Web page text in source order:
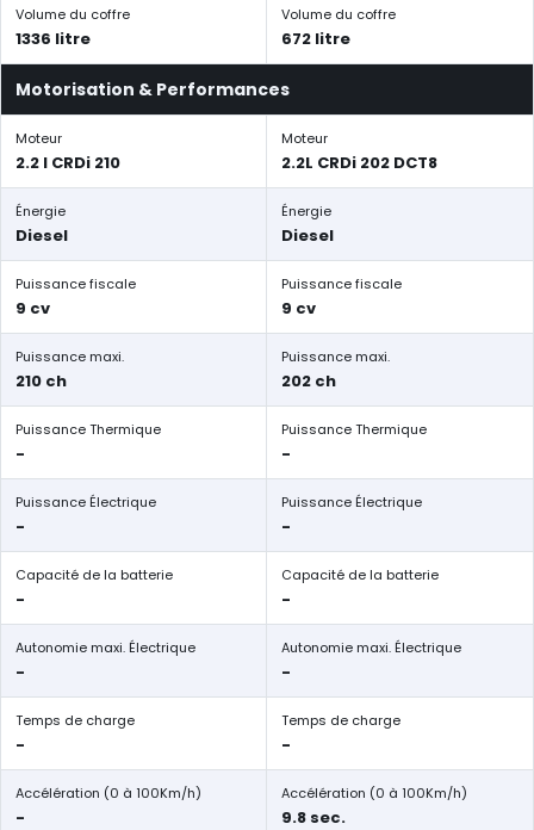
Volume du coffre
1336 litre
Volume du coffre
672 litre
Motorisation & Performances
Moteur
2.2 l CRDi 210
Moteur
2.2L CRDi 202 DCT8
Énergie
Diesel
Énergie
Diesel
Puissance fiscale
9 cv
Puissance fiscale
9 cv
Puissance maxi.
210 ch
Puissance maxi.
202 ch
Puissance Thermique
-
Puissance Thermique
-
Puissance Électrique
-
Puissance Électrique
-
Capacité de la batterie
-
Capacité de la batterie
-
Autonomie maxi. Électrique
-
Autonomie maxi. Électrique
-
Temps de charge
-
Temps de charge
-
Accélération (0 à 100Km/h)
-
Accélération (0 à 100Km/h)
9.8 sec.